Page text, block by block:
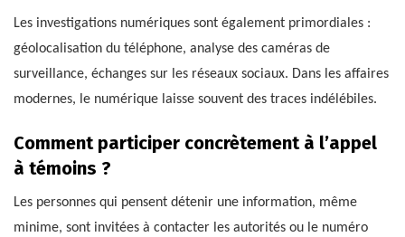
Les investigations numériques sont également primordiales :
géolocalisation du téléphone, analyse des caméras de
surveillance, échanges sur les réseaux sociaux. Dans les affaires
modernes, le numérique laisse souvent des traces indélébiles.
Comment participer concrètement à l’appel
à témoins ?
Les personnes qui pensent détenir une information, même
minime, sont invitées à contacter les autorités ou le numéro